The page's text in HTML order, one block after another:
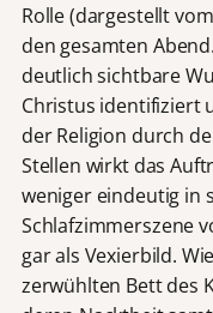
Rolle (dargestellt
den gesamten
deutlich sichtbare
Christus identifiziert
der Religion durch
Stellen wirkt das
weniger eindeutig in
Schlafzimmerszene
gar als Vexierbild.
zerwühlten Bett des